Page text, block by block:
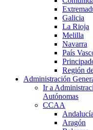
Galicia
La Rioja
Melilla
Navarra
País
Región
Administración
Ir a
Autónomas
CCAA
Andalucía
Aragón